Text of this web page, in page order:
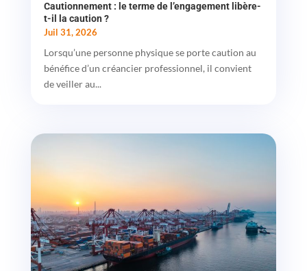
Cautionnement : le terme de l’engagement libère-
t-il la caution ?
Juil 31, 2026
Lorsqu’une personne physique se porte caution au
bénéfice d’un créancier professionnel, il convient
de veiller au...